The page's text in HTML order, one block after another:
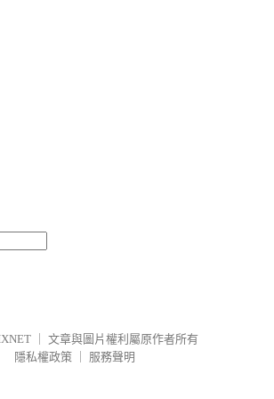
文章與圖片權利屬原作者所有
隱私權政策
服務聲明